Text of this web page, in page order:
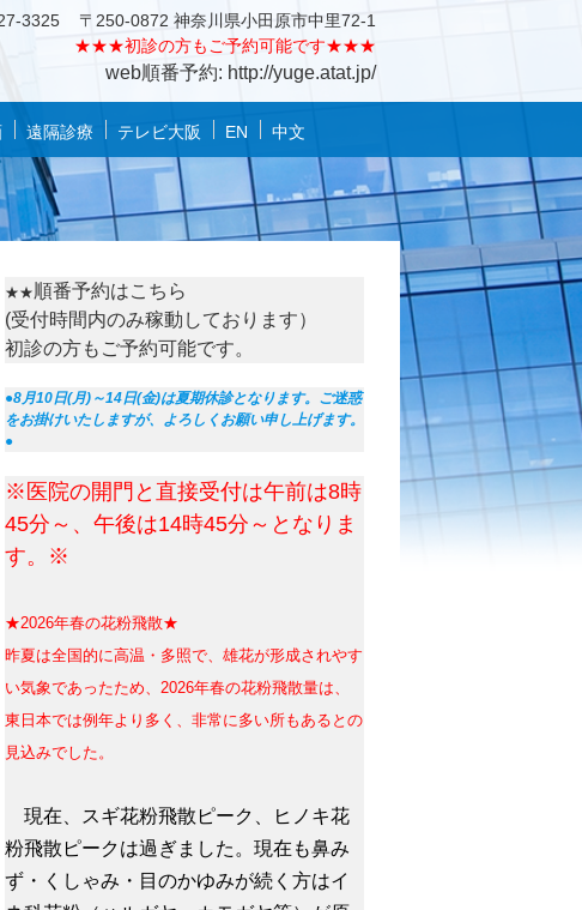
3325
〒250-0872 神奈川県小田原市中里72-1
★★★初診の方もご予約可能です★★★
web順番予約: http://yuge.atat.jp/
遠隔診療 テレビ大阪 EN 中文
★★順番予約はこちら
(受付時間内のみ稼動しております）
初診の方もご予約可能です。
●8月10日(月)～14日(金)は夏期休診となります。ご迷惑
をお掛けいたしますが、よろしくお願い申し上げます。
●
※医院の開門と直接受付は午前は8時
45分～、午後は14時45分～となりま
す。※
★2026年春の花粉飛散★
昨夏は全国的に高温・多照で、雄花が形成されやす
い気象であったため、 2026年春の花粉飛散量は、
東日本では例年より多く、非常に多い所もあるとの
見込みでした。
現在、スギ花粉飛散ピーク、ヒノキ花
粉飛散ピークは過ぎました。現在も鼻み
ず・くしゃみ・目のかゆみが続く方はイ